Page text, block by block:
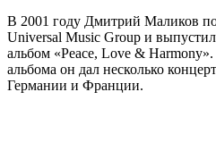
В 2001 году Дмитрий Маликов
Universal Music Group и
альбом «Peace, Love &
альбома он дал несколько
Германии и Франции.